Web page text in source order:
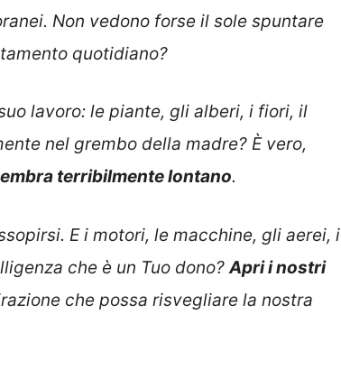
Non vedono forse il sole spuntare
quotidiano?
lavoro: le piante, gli alberi, i fiori, il
nel grembo della madre? È vero,
terribilmente lontano.
E i motori, le macchine, gli aerei, i
che è un Tuo dono?Apri i nostri
che possa risvegliare la nostra